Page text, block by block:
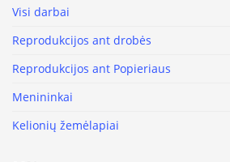
Visi darbai
Reprodukcijos ant drobės
Reprodukcijos ant Popieriaus
Menininkai
Kelionių žemėlapiai